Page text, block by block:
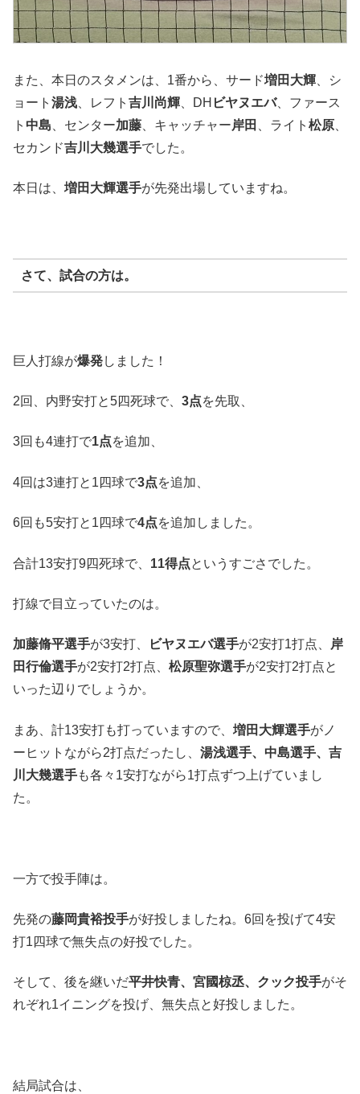
また、本日のスタメンは、1番から、サード増田大輝 、シ
ョート 湯浅 、レフト 吉川尚輝 、DH ビヤヌエバ、ファース
ト 中島 、センター加藤 、キャッチャー岸田 、ライト 松原
セカンド吉川大幾選手でした。
本日は、 増田大輝選手が先発出場していますね。
さて、試合の方は。
巨人打線が爆発しました！
2回、内野安打と5四死球で、 3点を先取、
3回も4連打で1点を追加、
4回は3連打と1四球で3点を追加、
6回も5安打と1四球で4点を追加しました。
合計13安打9四死球で、 11得点というすごさでした。
打線で目立っていたのは。
加藤脩平選手が3安打、 ビヤヌエバ選手が2安打1打点、 岸
田行倫選手が2安打2打点、 松原聖弥選手が2安打2打点と
いった辺りでしょうか。
まあ、計13安打も打っていますので、 増田大輝選手がノ
ーヒットながら2打点だったし、 湯浅選手、中島選手、吉
川大幾選手も各々1安打ながら1打点ずつ上げていまし
た。
一方で投手陣は。
先発の藤岡貴裕投手が好投しましたね。6回を投げて4安
打1四球で無失点の好投でした。
そして、後を継いだ平井快青、宮國椋丞、クック投手がそ
れぞれ1イニングを投げ、無失点と好投しました。
結局試合は、